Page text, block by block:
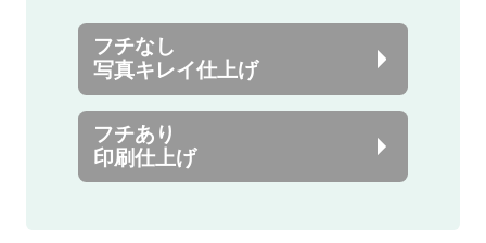
フチなし
写真キレイ仕上げ
フチあり
印刷仕上げ